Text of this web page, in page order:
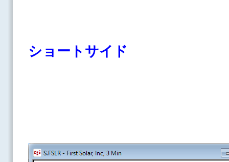
ショートサイド